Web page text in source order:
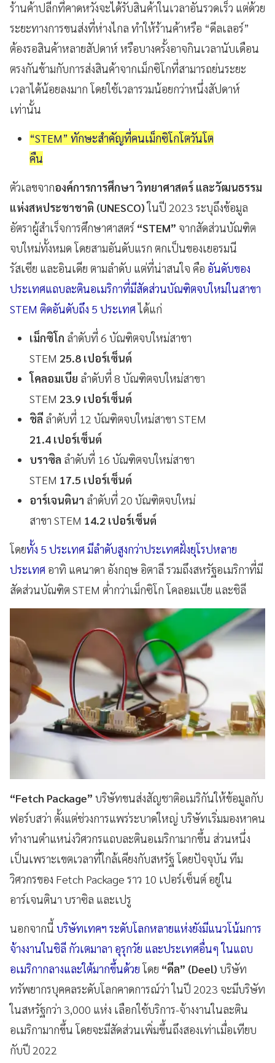
ร้านค้าปลีกที่คาดหวังจะได้รับสินค้าในเวลาอันรวดเร็ว แต่ด้วย
ระยะทางการขนส่งที่ห่างไกล ทำให้ร้านค้าหรือ “ดีลเลอร์”
ต้องรอสินค้าหลายสัปดาห์ หรือบางครั้งอาจกินเวลานับเดือน
ตรงกันข้ามกับการส่งสินค้าจากเม็กซิโกที่สามารถย่นระยะ
เวลาได้น้อยลงมาก โดยใช้เวลารวมน้อยกว่าหนึ่งสัปดาห์
เท่านั้น
“STEM” ทักษะสำคัญที่คนเม็กซิโกโตวันโต
คืน
ตัวเลขจากองค์การการศึกษา วิทยาศาสตร์ และวัฒนธรรม
แห่งสหประชาชาติ (UNESCO)ในปี 2023 ระบุถึงข้อมูล
อัตราผู้สำเร็จการศึกษาศาสตร์ “STEM” จากสัดส่วนบัณฑิต
จบใหม่ทั้งหมด โดยสามอันดับแรก ตกเป็นของเยอรมนี
รัสเซีย และอินเดีย ตามลำดับ แต่ที่น่าสนใจ คือ อันดับของ
ประเทศแถบละตินอเมริกาที่มีสัดส่วนบัณฑิตจบใหม่ในสาขา
STEM ติดอันดับถึง 5 ประเทศได้แก่
เม็กซิโก ลำดับที่ 6 บัณฑิตจบใหม่สาขา
STEM 25.8 เปอร์เซ็นต์
โคลอมเบีย ลำดับที่ 8 บัณฑิตจบใหม่สาขา
STEM 23.9 เปอร์เซ็นต์
ชิลี ลำดับที่ 12 บัณฑิตจบใหม่สาขา STEM
21.4 เปอร์เซ็นต์
บราซิล ลำดับที่ 16 บัณฑิตจบใหม่สาขา
STEM 17.5 เปอร์เซ็นต์
อาร์เจนตินา ลำดับที่ 20 บัณฑิตจบใหม่
สาขา STEM 14.2 เปอร์เซ็นต์
โดยทั้ง 5 ประเทศ มีลำดับสูงกว่าประเทศฝั่งยุโรปหลาย
ประเทศ อาทิ แคนาดา อังกฤษ อิตาลี รวมถึงสหรัฐอเมริกาที่มี
สัดส่วนบัณฑิต STEM ต่ำกว่าเม็กซิโก โคลอมเบีย และชิลี
“Fetch Package” บริษัทขนส่งสัญชาติอเมริกันให้ข้อมูลกับ
ฟอร์บสว่า ตั้งแต่ช่วงการแพร่ระบาดใหญ่ บริษัทเริ่มมองหาคน
ทำงานตำแหน่งวิศวกรแถบละตินอเมริกามากขึ้น ส่วนหนึ่ง
เป็นเพราะเขตเวลาที่ใกล้เคียงกับสหรัฐ โดยปัจจุบัน ทีม
วิศวกรของ Fetch Package ราว 10 เปอร์เซ็นต์ อยู่ใน
อาร์เจนตินา บราซิล และเปรู
นอกจากนี้ บริษัทเทคฯ ระดับโลกหลายแห่งยังมีแนวโน้มการ
จ้างงานในชิลี กัวเตมาลา อุรุกวัย และประเทศอื่นๆ ในแถบ
อเมริกากลางและใต้มากขึ้นด้วยโดย “ดีล” (Deel) บริษัท
ทรัพยากรบุคคลระดับโลกคาดการณ์ว่า ในปี 2023 จะมีบริษัท
ในสหรัฐกว่า 3,000 แห่ง เลือกใช้บริการ-จ้างงานในละติน
อเมริกามากขึ้น โดยจะมีสัดส่วนเพิ่มขึ้นถึงสองเท่าเมื่อเทียบ
กับปี 2022